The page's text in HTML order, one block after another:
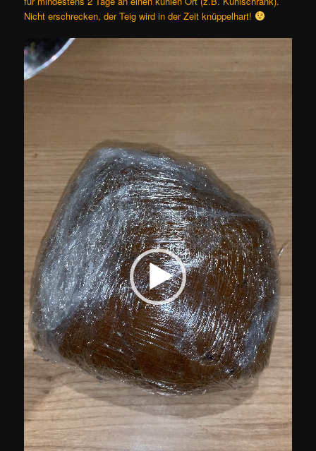
Nicht erschrecken, der Teig wird in der Zeit knüppelhart!
Video-
Player